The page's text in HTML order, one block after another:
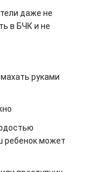
даже не
в БЧК и не
руками
ребенок может